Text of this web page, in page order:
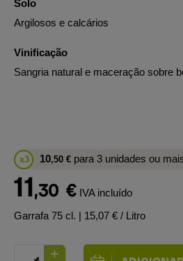
Solo
Argilosos e calcários
Vinificação
Sangria natural e maceração sobre
x3 10,50 € para 3 unidades ou
11,30 € IVA incluído
Garrafa 75 cl. | 15,07 € / Litro